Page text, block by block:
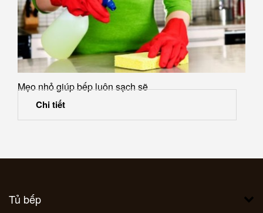
Mẹo nhỏ giúp bếp luôn sạch sẽ
Chi tiết
Tủ bếp